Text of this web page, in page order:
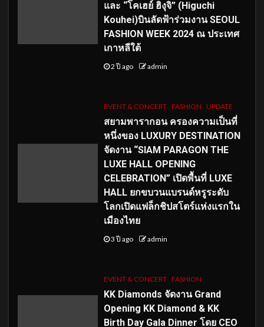
และ “โคเฮย์ ฮิงุจิ” (Higuchi
Kouhei)บินลัดฟ้าร่วมงาน SEOUL
FASHION WEEK 2024 ณ ประเทศ
เกาหลีใต้
2 ปี ago admin
EVENT & CONCERT FASHION UPDATE
สยามพารากอน ครองความเป็นที่
หนึ่งของ LUXURY DESTINATION
จัดงาน “SIAM PARAGON THE
LUXE HALL OPENING
CELEBRATION” เปิดพื้นที่ LUXE
HALL ยกขบวนแบรนด์หรูระดับ
โลกเปิดแฟล็กชิปสโตร์แห่งแรกใน
เมืองไทย
3 ปี ago admin
EVENT & CONCERT FASHION
KK Diamonds จัดงาน Grand
Opening KK Diamond & KK
Birth Day Gala Dinner โดย CEO